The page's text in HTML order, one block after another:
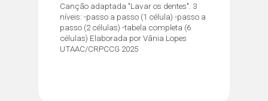
Canção adaptada "Lavar os dentes". 3
níveis: -passo a passo (1 célula) -passo a
passo (2 células) -tabela completa (6
células) Elaborada por Vânia Lopes
UTAAC/CRPCCG 2025